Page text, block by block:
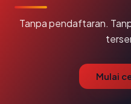
Tanpa pendaftaran.
Mulai